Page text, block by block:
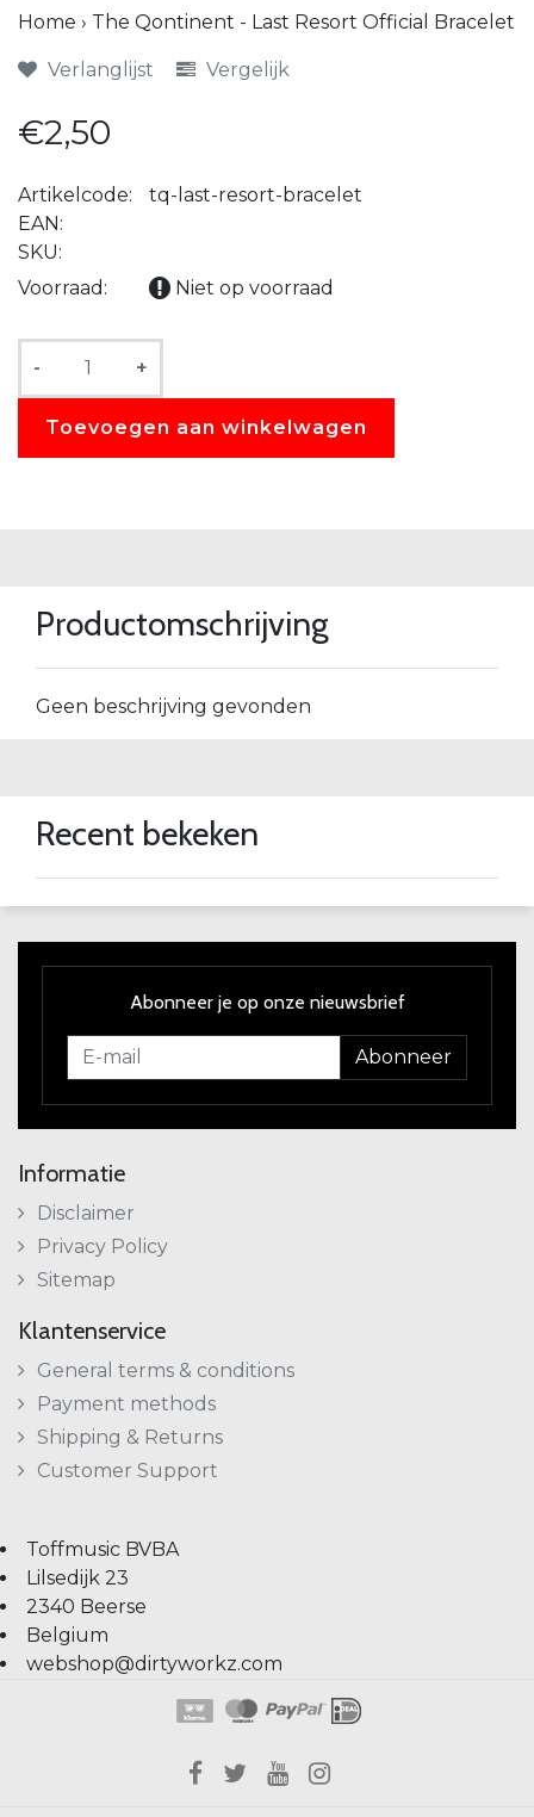
Home › The Qontinent - Last Resort Official Bracelet
Verlanglijst Vergelijk
€2,50
Artikelcode:
tq-last-resort-bracelet
EAN:
SKU:
Voorraad:
Niet op voorraad
- +
Toevoegen aan winkelwagen
Productomschrijving
Geen beschrijving gevonden
Recent bekeken
Abonneer je op onze nieuwsbrief
Abonneer
Informatie
Disclaimer
Privacy Policy
Sitemap
Klantenservice
General terms & conditions
Payment methods
Shipping & Returns
Customer Support
Toffmusic BVBA
Lilsedijk 23
2340 Beerse
Belgium
webshop@dirtyworkz.com